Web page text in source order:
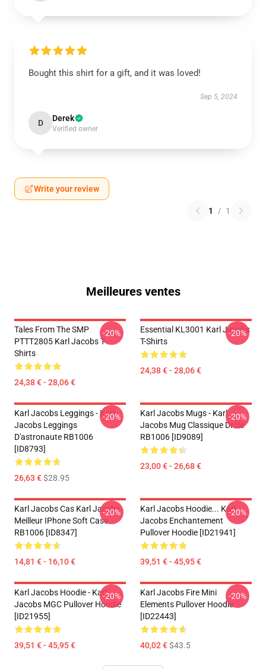
Bought this shirt for a gift, and it was loved!
Sep 5, 2024
D Derek
Verified owner
Write your review
1 / 1
Meilleures ventes
Tales From The SMP
PTTT2805 Karl Jacobs T-
Shirts
24,38 € - 28,06 €
-20%
Essential KL3001 Karl Jacobs
T-Shirts
24,38 € - 28,06 €
-20%
Karl Jacobs Leggings - Karl
Jacobs Leggings
D'astronaute RB1006
[ID8793]
26,63 €$28.95
-20%
Karl Jacobs Mugs - Karl
Jacobs Mug Classique Drôle
RB1006 [ID9089]
23,00 € - 26,68 €
-20%
Karl Jacobs Cas Karl Jacobs
Meilleur IPhone Soft Case
RB1006 [ID8347]
14,81 € - 16,10 €
-20%
Karl Jacobs Hoodie... Karl
Jacobs Enchantement
Pullover Hoodie [ID21941]
39,51 € - 45,95 €
-20%
Karl Jacobs Hoodie - Karl
Jacobs MGC Pullover Hoodie
[ID21955]
39,51 € - 45,95 €
-20%
Karl Jacobs Fire Mini
Elements Pullover Hoodie
[ID22443]
40,02 €$43.5
-20%